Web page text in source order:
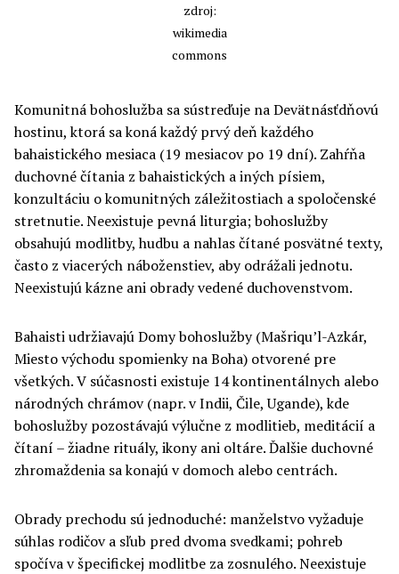
zdroj:
wikimedia
commons
Komunitná bohoslužba sa sústreďuje na Devätnásťdňovú
hostinu, ktorá sa koná každý prvý deň každého
bahaistického mesiaca (19 mesiacov po 19 dní). Zahŕňa
duchovné čítania z bahaistických a iných písiem,
konzultáciu o komunitných záležitostiach a spoločenské
stretnutie. Neexistuje pevná liturgia; bohoslužby
obsahujú modlitby, hudbu a nahlas čítané posvätné texty,
často z viacerých náboženstiev, aby odrážali jednotu.
Neexistujú kázne ani obrady vedené duchovenstvom.
Bahaisti udržiavajú Domy bohoslužby (Mašriqu’l-Azkár,
Miesto východu spomienky na Boha) otvorené pre
všetkých. V súčasnosti existuje 14 kontinentálnych alebo
národných chrámov (napr. v Indii, Čile, Ugande), kde
bohoslužby pozostávajú výlučne z modlitieb, meditácií a
čítaní – žiadne rituály, ikony ani oltáre. Ďalšie duchovné
zhromaždenia sa konajú v domoch alebo centrách.
Obrady prechodu sú jednoduché: manželstvo vyžaduje
súhlas rodičov a sľub pred dvoma svedkami; pohreb
spočíva v špecifickej modlitbe za zosnulého. Neexistuje